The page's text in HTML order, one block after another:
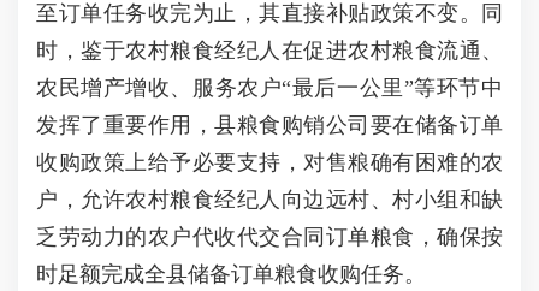
至订单任务收完为止，其直接补贴政策不变。同
时，鉴于农村粮食经纪人在促进农村粮食流通、
农民增产增收、服务农户“最后一公里”等环节中
发挥了重要作用，县粮食购销公司要在储备订单
收购政策上给予必要支持，对售粮确有困难的农
户，允许农村粮食经纪人向边远村、村小组和缺
乏劳动力的农户代收代交合同订单粮食，确保按
时足额完成全县储备订单粮食收购任务。